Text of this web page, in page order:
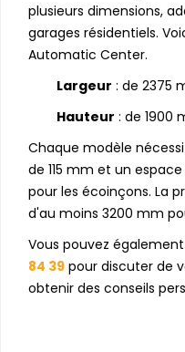
plusieurs dimensions,
garages résidentiels.
Automatic Center.
Largeur : de 2375
Hauteur : de 1900
Chaque modèle
de 115 mm et un
pour les écoinçons. La
d'au moins 3200 mm
Vous pouvez
84 39 pour discuter de
obtenir des conseils